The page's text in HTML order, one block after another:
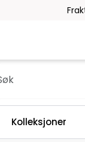
Kolleksjoner